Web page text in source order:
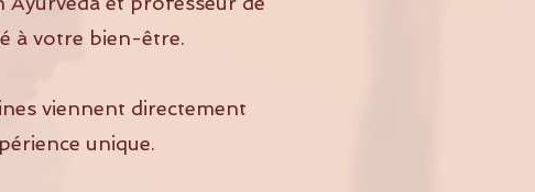
à votre bien-être.
viennent directement
unique.